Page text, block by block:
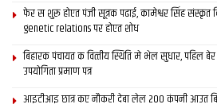
फेर स शुरू होएत पंजी सूत्रक पढाई, कामेश्वर सिंह संस्कृत
genetic relations पर होएत शोध
बिहारक पंचायत क वित्‍तीय स्थिति मे भेल सुधार, पहिल
उपयोगिता प्रमाण पत्र
आइटीआइ छात्र कए नौकरी देबा लेल 200 कंपनी आउत